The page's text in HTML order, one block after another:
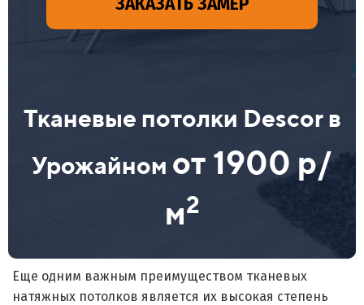
ЗАКАЗАТЬ ЗАМЕР
Тканевые потолки Descor в
Урожайном от 1900 р/
м2
Еще одним важным преимуществом тканевых
натяжных потолков является их высокая степень